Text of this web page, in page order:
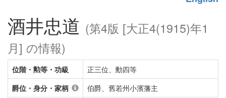
酒井忠道 (第4版 [大正4(1915)年1
月] の情報)
位階・勲等・功級
正三位、勳四等
爵位・身分・家柄
伯爵、舊若州小濱藩主